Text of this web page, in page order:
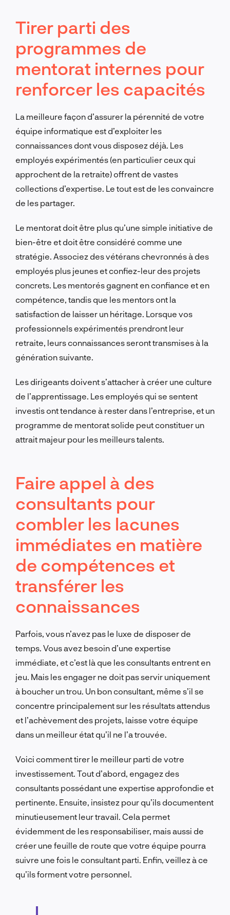
Tirer parti des
programmes de
mentorat internes pour
renforcer les capacités
La meilleure façon d’assurer la pérennité de votre
équipe informatique est d’exploiter les
connaissances dont vous disposez déjà. Les
employés expérimentés (en particulier ceux qui
approchent de la retraite) offrent de vastes
collections d’expertise. Le tout est de les convaincre
de les partager.
Le mentorat doit être plus qu’une simple initiative de
bien-être et doit être considéré comme une
stratégie. Associez des vétérans chevronnés à des
employés plus jeunes et confiez-leur des projets
concrets. Les mentorés gagnent en confiance et en
compétence, tandis que les mentors ont la
satisfaction de laisser un héritage. Lorsque vos
professionnels expérimentés prendront leur
retraite, leurs connaissances seront transmises à la
génération suivante.
Les dirigeants doivent s’attacher à créer une culture
de l’apprentissage. Les employés qui se sentent
investis ont tendance à rester dans l’entreprise, et un
programme de mentorat solide peut constituer un
attrait majeur pour les meilleurs talents.
Faire appel à des
consultants pour
combler les lacunes
immédiates en matière
de compétences et
transférer les
connaissances
Parfois, vous n’avez pas le luxe de disposer de
temps. Vous avez besoin d’une expertise
immédiate, et c’est là que les consultants entrent en
jeu. Mais les engager ne doit pas servir uniquement
à boucher un trou. Un bon consultant, même s’il se
concentre principalement sur les résultats attendus
et l’achèvement des projets, laisse votre équipe
dans un meilleur état qu’il ne l’a trouvée.
Voici comment tirer le meilleur parti de votre
investissement. Tout d’abord, engagez des
consultants possédant une expertise approfondie et
pertinente. Ensuite, insistez pour qu’ils documentent
minutieusement leur travail. Cela permet
évidemment de les responsabiliser, mais aussi de
créer une feuille de route que votre équipe pourra
suivre une fois le consultant parti. Enfin, veillez à ce
qu’ils forment votre personnel.